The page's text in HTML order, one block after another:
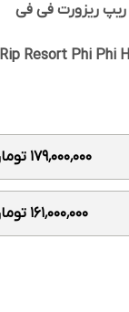
ریزورت فی فی
Resort Phi Phi
۱۷۹٬۰۰۰٬۰۰۰ تومان
۱۶۱٬۰۰۰٬۰۰۰ تومان